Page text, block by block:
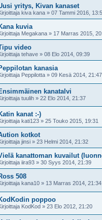
yritys, Kivan kanaset
kiva kana » 07 Tammi 2016,
kuvia
Megakana » 17 Marras 2015,
video
tehave » 08 Elo 2014, 09:39
kanasia
Peppilotta » 09 Kesä 2014, 21:47
kanatalvi
tuulih » 22 Elo 2014, 21:37
kanat :-)
kati123 » 25 Touko 2015, 19:31
kotkot
jinsi » 23 Helmi 2014, 21:32
kanattoman kuvailut
iira93 » 30 Syys 2014, 21:39
508
kana10 » 13 Marras 2014, 21:34
poppoo
KodKod » 23 Elo 2012, 21:20